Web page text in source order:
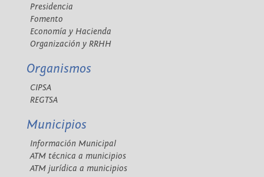
Presidencia
Fomento
Economía y Hacienda
Organización y RRHH
Organismos
CIPSA
REGTSA
Municipios
Información Municipal
ATM técnica a municipios
ATM jurídica a municipios